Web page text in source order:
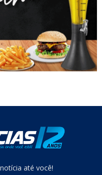
até você!